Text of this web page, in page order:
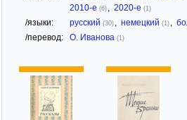
2010-е (6) 2020-е (1)
/языки: русский (30) немецкий (1)
/перевод: О. Иванова (1)